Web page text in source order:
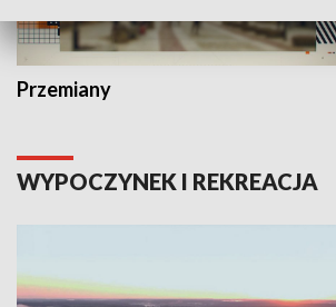
Przemiany
WYPOCZYNEK I REKREACJA